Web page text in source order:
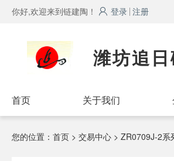
你好,欢迎来到链建陶！ 登录 注册
潍坊追
首页 关于我们
您的位置： 首页 > 交易中心 > ZR0709J-2